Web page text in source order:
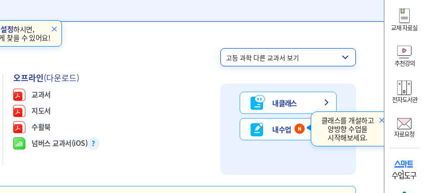
정하시면,
찾을 수 있어요!
오프라인(다운로드)
교과서
지도서
수활북
넘버스 교과서(iOS)
내 클래스
내 수업
클래스를 개설하고
양방향 수업을
시작해보세요.
교재 자료실
추천강의
전자도서관
자료요청
내
비바샘
온리원
자료요